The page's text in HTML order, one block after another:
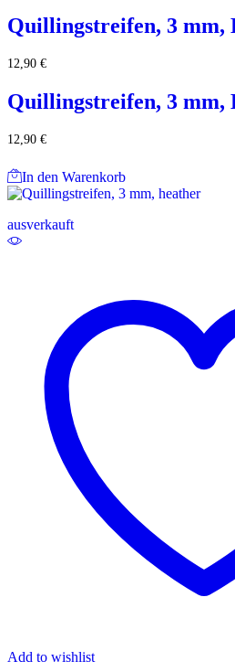
Quillingstreifen, 3 mm,
12,90 €
Quillingstreifen, 3 mm,
12,90 €
In den Warenkorb
ausverkauft
Add to wishlist